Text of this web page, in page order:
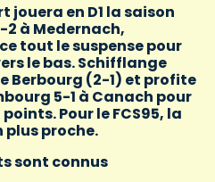
jouera en D1 la saison
2 à Medernach,
tout le suspense pour
le bas. Schifflange
Berbourg (2-1) et profite
5-1 à Canach pour
Pour le FCS95, la
plus proche.
sont connus